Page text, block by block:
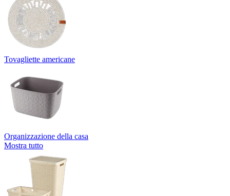
Tovagliette americane
Organizzazione della casa
Mostra tutto